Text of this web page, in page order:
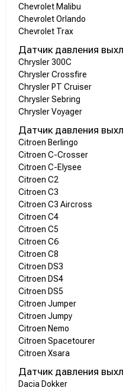
Chevrolet Malibu
Chevrolet Orlando
Chevrolet Trax
Датчик давления
Chrysler 300C
Chrysler Crossfire
Chrysler PT Cruiser
Chrysler Sebring
Chrysler Voyager
Датчик давления
Citroen Berlingo
Citroen C-Crosser
Citroen C-Elysee
Citroen C2
Citroen C3
Citroen C3 Aircross
Citroen C4
Citroen C5
Citroen C6
Citroen C8
Citroen DS3
Citroen DS4
Citroen DS5
Citroen Jumper
Citroen Jumpy
Citroen Nemo
Citroen Spacetourer
Citroen Xsara
Датчик давления
Dacia Dokker